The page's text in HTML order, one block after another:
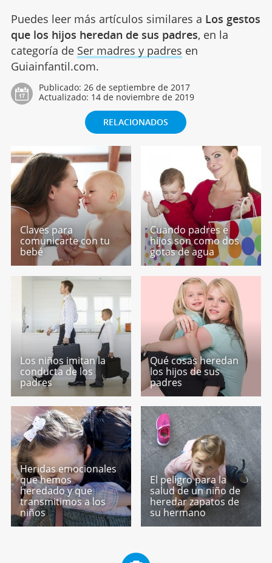
Puedes leer más artículos similares a Los gestos
que los hijos heredan de sus padres, en la
categoría de Ser madres y padres en
Guiainfantil.com.
Publicado: 26 de septiembre de 2017
Actualizado: 14 de noviembre de 2019
RELACIONADOS
Claves para
comunicarte con tu
bebé
Cuando padres e
hijos son como dos
gotas de agua
Los niños imitan la
conducta de los
padres
Qué cosas heredan
los hijos de sus
padres
Heridas emocionales
que hemos
heredado y que
transmitimos a los
niños
El peligro para la
salud de un niño de
heredar zapatos de
su hermano